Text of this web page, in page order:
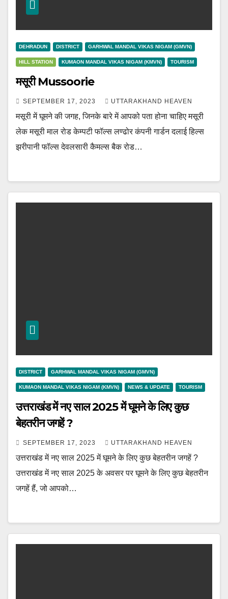
DEHRADUN DISTRICT GARHWAL MANDAL VIKAS NIGAM (GMVN)
HILL STATION KUMAON MANDAL VIKAS NIGAM (KMVN) TOURISM
मसूरी Mussoorie
SEPTEMBER 17, 2023 UTTARAKHAND HEAVEN
मसूरी में घूमने की जगह, जिनके बारे में आपको पता होना चाहिए मसूरी
लेक मसूरी माल रोड केम्पटी फॉल्स लण्ढोर कंपनी गार्डन दलाई हिल्स
झरीपानी फॉल्स देवलसारी कैमल्स बैक रोड…
DISTRICT GARHWAL MANDAL VIKAS NIGAM (GMVN)
KUMAON MANDAL VIKAS NIGAM (KMVN) NEWS & UPDATE TOURISM
उत्तराखंड में नए साल 2025 में घूमने के लिए कुछ
बेहतरीन जगहें ?
SEPTEMBER 17, 2023 UTTARAKHAND HEAVEN
उत्तराखंड में नए साल 2025 में घूमने के लिए कुछ बेहतरीन जगहें ?
उत्तराखंड में नए साल 2025 के अवसर पर घूमने के लिए कुछ बेहतरीन
जगहें हैं, जो आपको…